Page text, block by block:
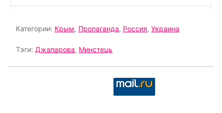
Категории: Крым, Пропаганда, Россия, Украина
Тэги: Джапарова, Минстець